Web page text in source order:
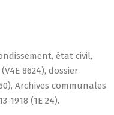
état civil,
8624), dossier
Archives communales
1918 (1E 24).